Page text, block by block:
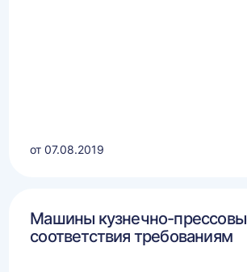
от 07.08.2019
Машины кузнечно-
соответствия требованиям